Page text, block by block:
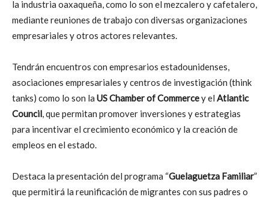
la industria oaxaqueña, como lo son el mezcalero y cafetalero,
mediante reuniones de trabajo con diversas organizaciones
empresariales y otros actores relevantes.
Tendrán encuentros con empresarios estadounidenses,
asociaciones empresariales y centros de investigación (think
tanks) como lo son la US Chamber of Commercey el Atlantic
Council, que permitan promover inversiones y estrategias
para incentivar el crecimiento económico y la creación de
empleos en el estado.
Destaca la presentación del programa “Guelaguetza Familiar”
que permitirá la reunificación de migrantes con sus padres o